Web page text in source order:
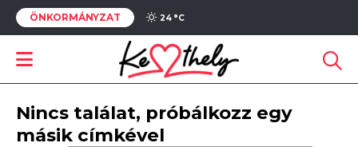
ÖNKORMÁNYZAT 24 °C
Nincs találat, próbálkozz egy
másik címkével